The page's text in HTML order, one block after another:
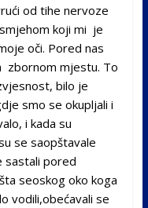
od tihe nervoze
koji mi je
oči. Pored nas
zbornom mjestu. To
bilo je
smo se okupljali i
i kada su
se saopštavale
sastali pored
seoskog oko koga
vodili,obećavali se